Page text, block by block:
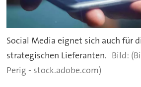
Social Media eignet sich auch für
strategischen Lieferanten.
Perig - stock.adobe.com)